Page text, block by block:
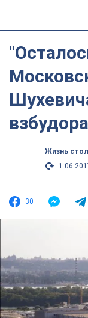
Жизнь
30